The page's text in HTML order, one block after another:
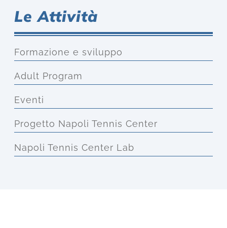
Le Attività
Formazione e sviluppo
Adult Program
Eventi
Progetto Napoli Tennis Center
Napoli Tennis Center Lab